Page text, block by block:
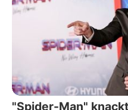
"Spider-Man"